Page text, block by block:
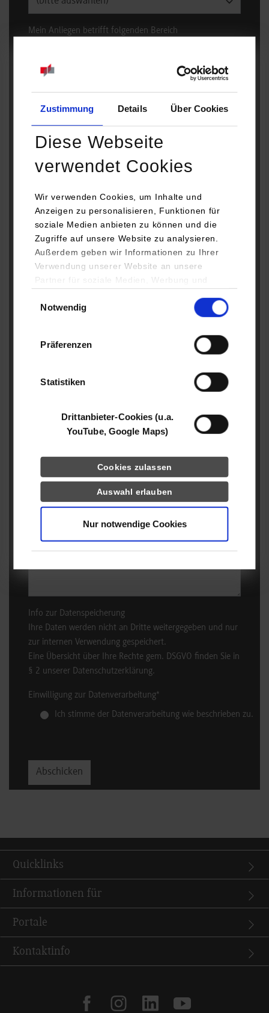
Zustimmung Details Über Cookies
Diese Webseite
verwendet Cookies
Wir verwenden Cookies, um Inhalte und
Anzeigen zu personalisieren, Funktionen für
soziale Medien anbieten zu können und die
Zugriffe auf unsere Website zu analysieren.
Außerdem geben wir Informationen zu Ihrer
Verwendung unserer Website an unsere
Partner für soziale Medien, Werbung und
YouTube, Google Maps) führen diese
Daten zusammen, die Sie ihnen bereitgestellt
haben oder die sie im Rahmen Ihrer Nutzung
Notwendig
Präferenzen
Statistiken
Drittanbieter-Cookies (u.a.
YouTube, Google Maps)
Cookies zulassen
Auswahl erlauben
Nur notwendige Cookies
Mein Anliegen betrifft folgenden Bereich
Mensa
Sonstiges
Mein Anliegen *
Was ich sonst noch sagen möchte
Info zur Datenspeicherung
Ihre Daten werden nicht an Dritte weitergegeben und nur
zur internen Verwendung gespeichert.
Eine Übersicht über Ihre Rechte gem. DSGVO finden Sie in
§ 2 unserer Datenschutzerklärung.
Einwilligung zur Datenverarbeitung*
Ich stimme der Datenverarbeitung wie beschrieben zu.
Quicklinks
Informationen für
Portale
Kontaktinfo
facebookinstagramlinkedinyoutube